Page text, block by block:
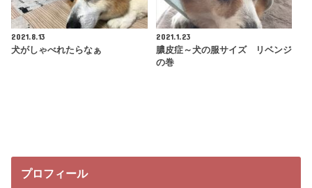
2021.8.13
犬がしゃべれたらなぁ
2021.1.23
膿皮症～犬の服サイズ リベンジ
の巻
プロフィール